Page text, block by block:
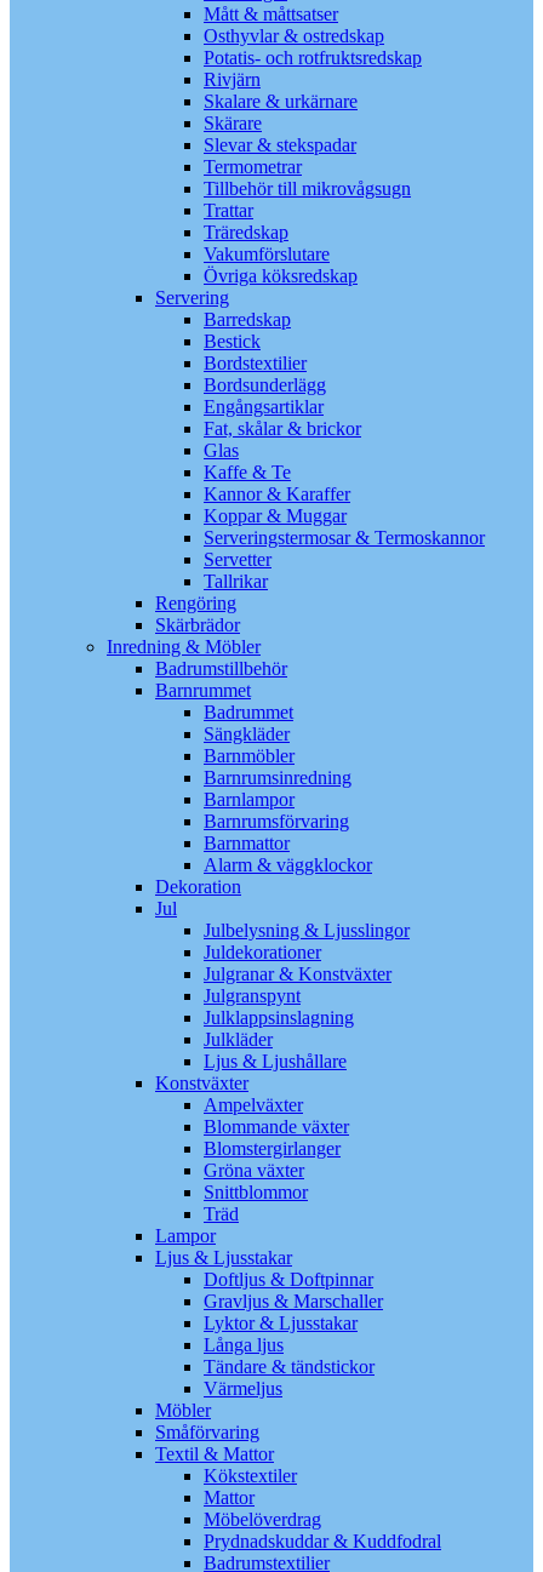
Mått & måttsatser
Osthyvlar & ostredskap
Potatis- och rotfruktsredskap
Rivjärn
Skalare & urkärnare
Skärare
Slevar & stekspadar
Termometrar
Tillbehör till mikrovågsugn
Trattar
Träredskap
Vakumförslutare
Övriga köksredskap
Servering
Barredskap
Bestick
Bordstextilier
Bordsunderlägg
Engångsartiklar
Fat, skålar & brickor
Glas
Kaffe & Te
Kannor & Karaffer
Koppar & Muggar
Serveringstermosar & Termoskannor
Servetter
Tallrikar
Rengöring
Skärbrädor
Inredning & Möbler
Badrumstillbehör
Barnrummet
Badrummet
Sängkläder
Barnmöbler
Barnrumsinredning
Barnlampor
Barnrumsförvaring
Barnmattor
Alarm & väggklockor
Dekoration
Jul
Julbelysning & Ljusslingor
Juldekorationer
Julgranar & Konstväxter
Julgranspynt
Julklappsinslagning
Julkläder
Ljus & Ljushållare
Konstväxter
Ampelväxter
Blommande växter
Blomstergirlanger
Gröna växter
Snittblommor
Träd
Lampor
Ljus & Ljusstakar
Doftljus & Doftpinnar
Gravljus & Marschaller
Lyktor & Ljusstakar
Långa ljus
Tändare & tändstickor
Värmeljus
Möbler
Småförvaring
Textil & Mattor
Kökstextiler
Mattor
Möbelöverdrag
Prydnadskuddar & Kuddfodral
Badrumstextilier